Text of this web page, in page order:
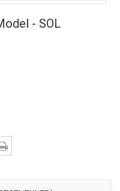
- SOL